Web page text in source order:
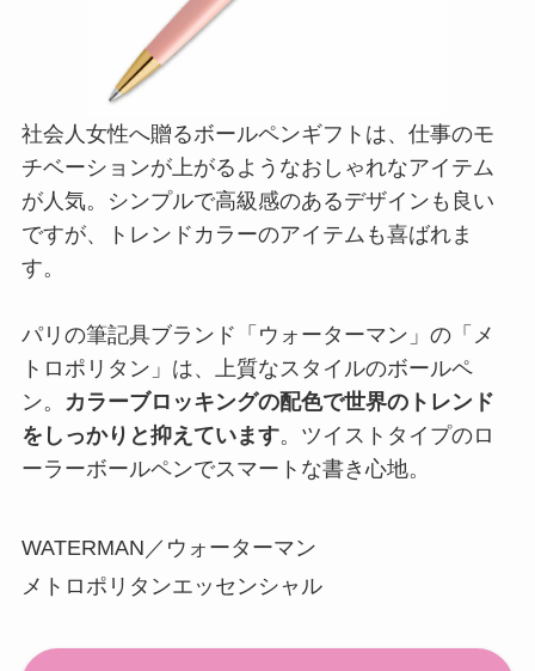
社会人女性へ贈るボールペンギフトは、仕事のモ
チベーションが上がるようなおしゃれなアイテム
が人気。シンプルで高級感のあるデザインも良い
ですが、トレンドカラーのアイテムも喜ばれま
す。
パリの筆記具ブランド「ウォーターマン」の「メ
トロポリタン」は、上質なスタイルのボールペ
ン。
カラーブロッキングの配色で世界のトレンド
をしっかりと抑えています。ツイストタイプのロ
ーラーボールペンでスマートな書き心地。
WATERMAN／ウォーターマン
メトロポリタンエッセンシャル